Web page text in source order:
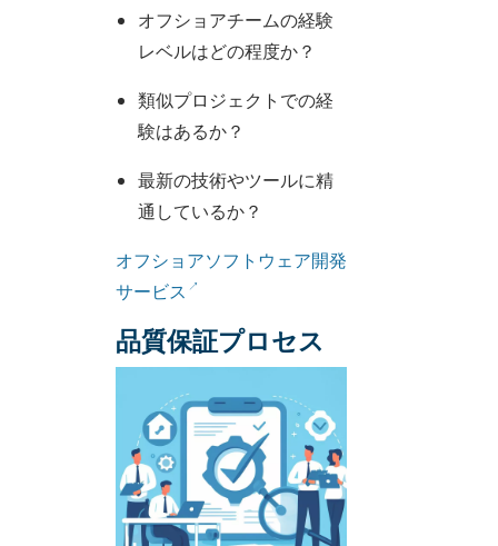
オフショアチームの経験
レベルはどの程度か？
類似プロジェクトでの経
験はあるか？
最新の技術やツールに精
通しているか？
オフショアソフトウェア開発
サービス
品質保証プロセス